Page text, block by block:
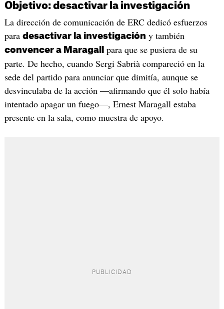
Objetivo: desactivar la investigación
La dirección de comunicación de ERC dedicó esfuerzos
para desactivar la investigación y también
convencer a Maragall para que se pusiera de su
parte. De hecho, cuando Sergi Sabrià compareció en la
sede del partido para anunciar que dimitía, aunque se
desvinculaba de la acción —afirmando que él solo había
intentado apagar un fuego—, Ernest Maragall estaba
presente en la sala, como muestra de apoyo.